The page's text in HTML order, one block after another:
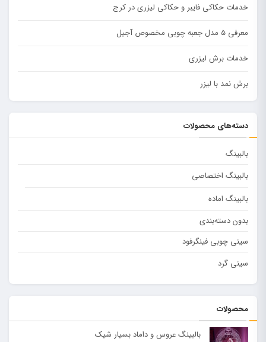
خدمات حکاکی فایبر و حکاکی لیزری در کرج
معرفی ۵ مدل جعبه چوبی مخصوص آجیل
خدمات برش لیزری
برش نمد با لیزر
دسته‌های محصولات
بالبینگ
بالبینگ اختصاصی
بالبینگ اماده
بدون دسته‌بندی
سینی چوبی فینگرفود
سینی گرد
محصولات
بالبینگ عروس و داماد بسیار شیک